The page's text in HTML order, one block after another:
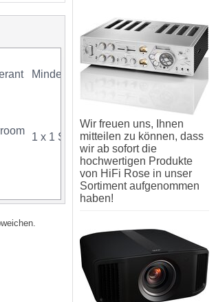
Mindestkauf GTIN
1 x 1 Stück 07340034704547
Wir freuen uns, Ihnen
mitteilen zu können, dass
wir ab sofort die
hochwertigen Produkte
von HiFi Rose in unser
Sortiment aufgenommen
haben!